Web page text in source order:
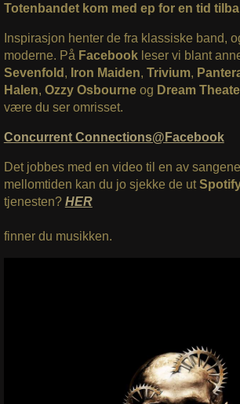
Totenbandet kom med ep for en tid
Inspirasjon henter de fra klassiske band,
moderne. På Facebook leser vi blant
Sevenfold , Iron Maiden, Trivium,
Halen, Ozzy Osbourneog Dream
være du ser omrisset.
Concurrent Connections@Facebook
Det jobbes med en video til en av
mellomtiden kan du jo sjekke de ut
tjenesten? HER
finner du musikken.